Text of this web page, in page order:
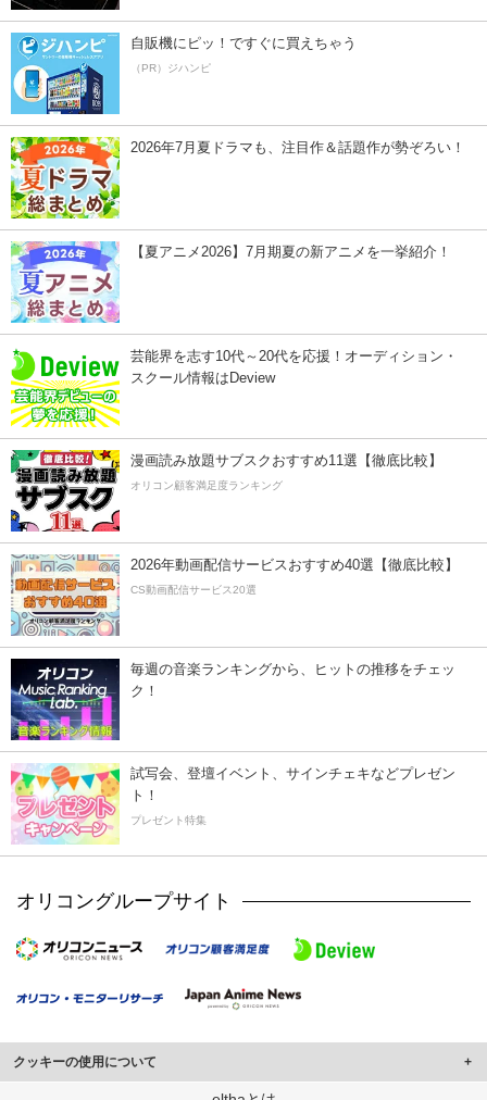
自販機にピッ！ですぐに買えちゃう
（PR）ジハンピ
2026年7月夏ドラマも、注目作＆話題作が勢ぞろい！
【夏アニメ2026】7月期夏の新アニメを一挙紹介！
芸能界を志す10代～20代を応援！オーディション・
スクール情報はDeview
漫画読み放題サブスクおすすめ11選【徹底比較】
オリコン顧客満足度ランキング
2026年動画配信サービスおすすめ40選【徹底比較】
CS動画配信サービス20選
毎週の音楽ランキングから、ヒットの推移をチェッ
ク！
試写会、登壇イベント、サインチェキなどプレゼン
ト！
プレゼント特集
オリコングループサイト
クッキーの使用について